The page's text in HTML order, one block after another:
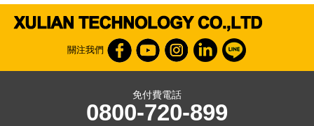
關注我們
免付費電話
0800-720-899